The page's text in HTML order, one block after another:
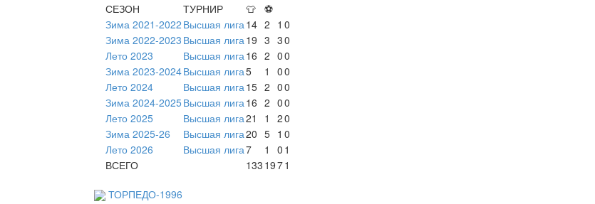
СЕЗОН
ТУРНИР 👕 ⚽
Зима 2021-2022 Высшая лига 14 2 1 0
Зима 2022-2023 Высшая лига 19 3 30
Лето 2023
Высшая лига 16 2 00
Зима 2023-2024Высшая лига5 1 00
Лето 2024
Высшая лига 15 2 00
Зима 2024-2025Высшая лига 16 2 00
Лето 2025
Высшая лига21 1 20
Зима 2025-26
Высшая лига20 5 1 0
Лето 2026
Высшая лига7 1 0 1
ВСЕГО
133 1971
ТОРПЕДО-1996